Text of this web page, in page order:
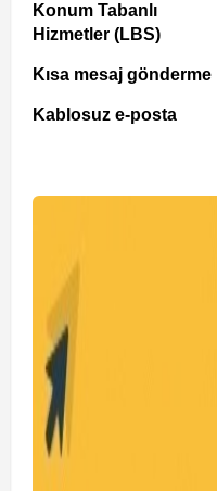
Konum Tabanlı
Hizmetler (LBS)
Kısa mesaj gönderme
Kablosuz e-posta